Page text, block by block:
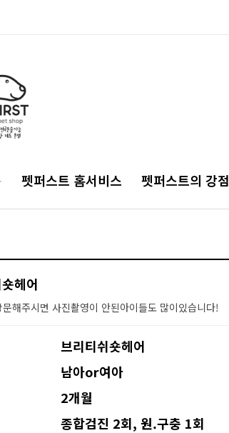
펫퍼스트 홈서비스 펫퍼스트의 강점
헤어
해주시면 사진촬영이 안된아이들도 많이있습니다!
브리티쉬숏헤어
남아or여아
2개월
종합검진 2회, 원.구충 1회